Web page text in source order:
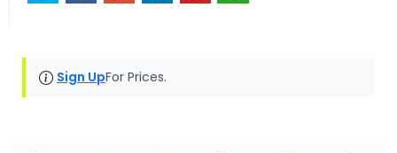
Sign UpFor Prices.